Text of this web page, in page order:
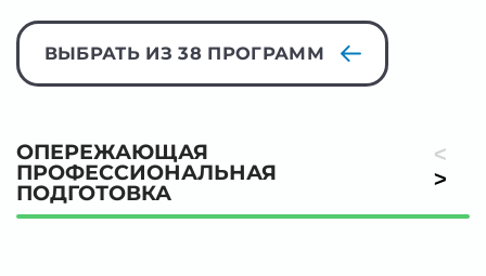
ОПЕРЕЖАЮЩАЯ
ПРОФЕССИОНАЛЬНАЯ
ПОДГОТОВКА
26 ИЮНЯ 29